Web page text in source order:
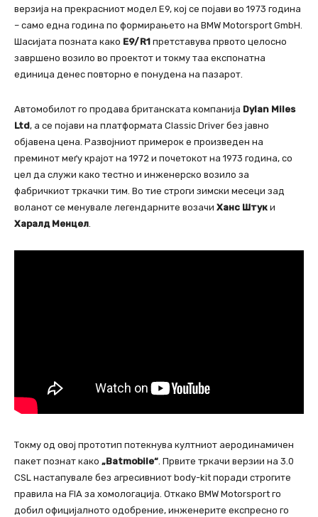
верзија на прекрасниот модел E9, кој се појави во 1973 година
– само една година по формирањето на BMW Motorsport GmbH.
Шасијата позната како E9/R1 претставува првото целосно
завршено возило во проектот и токму таа експонатна
единица денес повторно е понудена на пазарот.
Автомобилот го продава британската компанија Dylan Miles
Ltd, а се појави на платформата Classic Driver без јавно
објавена цена. Развојниот примерок е произведен на
преминот меѓу крајот на 1972 и почетокот на 1973 година, со
цел да служи како тестно и инженерско возило за
фабричкиот тркачки тим. Во тие строги зимски месеци зад
воланот се менувале легендарните возачи Ханс Штук и
Харалд Менцел
Токму од овој прототип потекнува култниот аеродинамичен
пакет познат како „Batmobile“. Првите тркачи верзии на 3.0
CSL настапувале без агресивниот body-kit поради строгите
правила на FIA за хомологација. Откако BMW Motorsport го
добил официјалното одобрение, инженерите експресно го